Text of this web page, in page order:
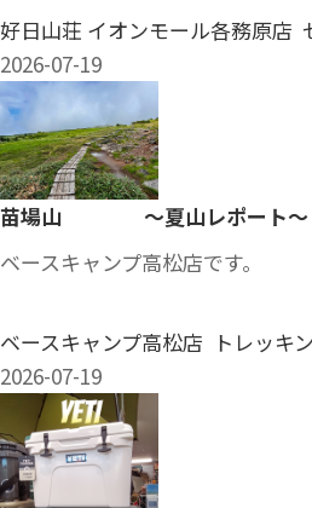
好日山荘 イオンモール各務原店
2026-07-19
苗場山 ～夏山レポート～
ベースキャンプ高松店です。
ベースキャンプ高松店 トレッキ
2026-07-19